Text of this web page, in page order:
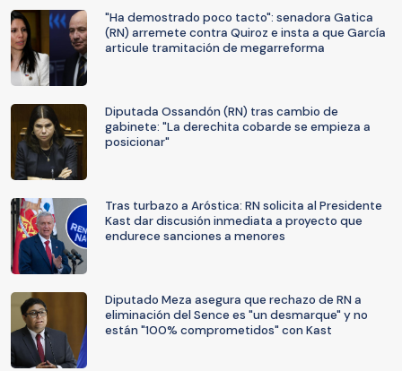
"Ha demostrado poco tacto": senadora Gatica
(RN) arremete contra Quiroz e insta a que García
articule tramitación de megarreforma
Diputada Ossandón (RN) tras cambio de
gabinete: "La derechita cobarde se empieza a
posicionar"
Tras turbazo a Aróstica: RN solicita al Presidente
Kast dar discusión inmediata a proyecto que
endurece sanciones a menores
Diputado Meza asegura que rechazo de RN a
eliminación del Sence es "un desmarque" y no
están "100% comprometidos" con Kast